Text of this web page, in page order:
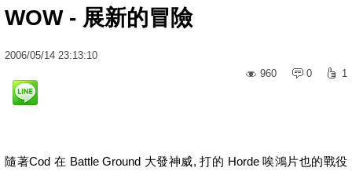
WOW - 展新的冒險
2006/05/14 23:13:10
960
0 1
隨著Cod 在 Battle Ground 大發神威, 打的 Horde 唉鴻片也的戰役